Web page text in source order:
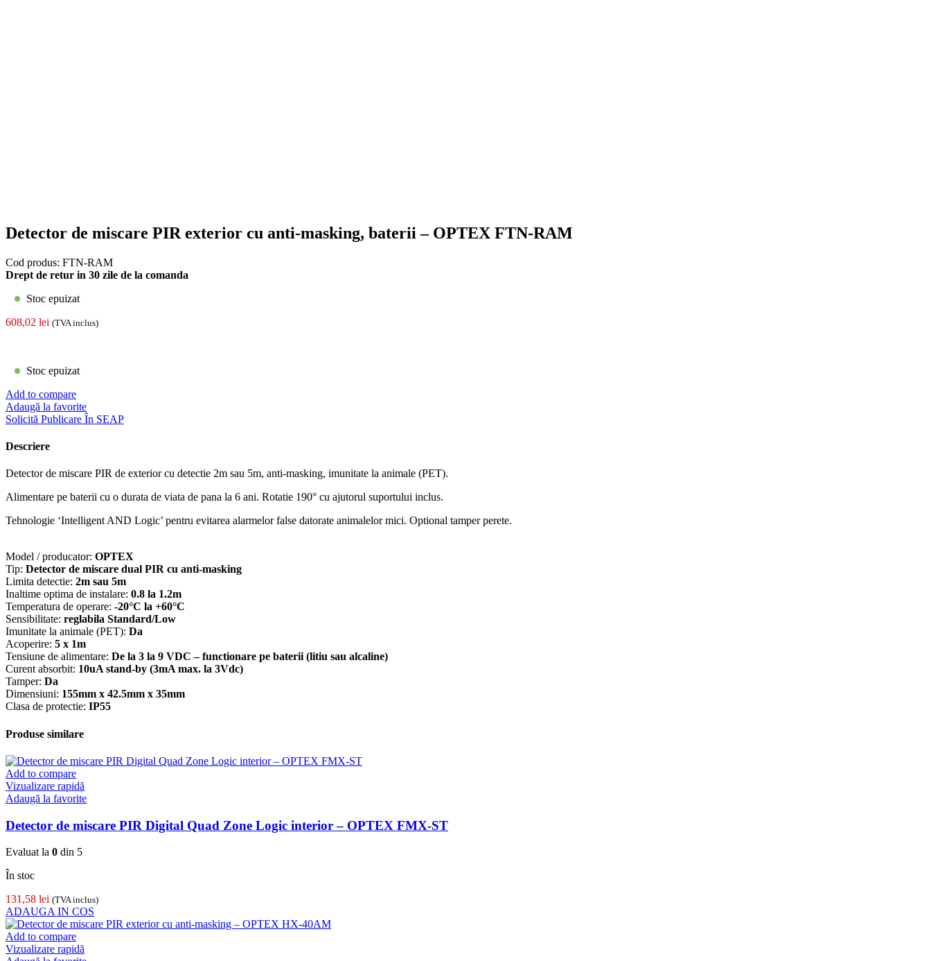
Detector de miscare PIR exterior cu anti-masking, baterii – OPTEX FTN-RAM
Cod produs: FTN-RAM
Drept de retur in 30 zile de la comanda
Stoc epuizat
608,02 lei (TVA inclus)
Stoc epuizat
Add to compare
Adaugă la favorite
Solicită Publicare În SEAP
Descriere
Detector de miscare PIR de exterior cu detectie 2m sau 5m, anti-masking, imunitate la animale (PET).
Alimentare pe baterii cu o durata de viata de pana la 6 ani. Rotatie 190° cu ajutorul suportului inclus.
Tehnologie ‘Intelligent AND Logic’ pentru evitarea alarmelor false datorate animalelor mici. Optional tamper perete.
Model / producator: OPTEX
Tip: Detector de miscare dual PIR cu anti-masking
Limita detectie: 2m sau 5m
Inaltime optima de instalare: 0.8 la 1.2m
Temperatura de operare: -20°C la +60°C
Sensibilitate: reglabila Standard/Low
Imunitate la animale (PET): Da
Acoperire: 5 x 1m
Tensiune de alimentare: De la 3 la 9 VDC – functionare pe baterii (litiu sau alcaline)
Curent absorbit: 10uA stand-by (3mA max. la 3Vdc)
Tamper: Da
Dimensiuni: 155mm x 42.5mm x 35mm
Clasa de protectie: IP55
Produse similare
Add to compare
Vizualizare rapidă
Adaugă la favorite
Detector de miscare PIR Digital Quad Zone Logic interior – OPTEX FMX-ST
Evaluat la 0 din 5
În stoc
131,58 lei (TVA inclus)
ADAUGA IN COS
Add to compare
Vizualizare rapidă